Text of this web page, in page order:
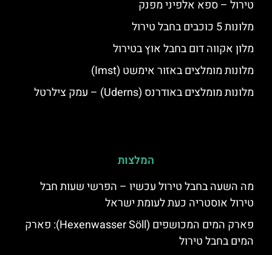
טירול – ספא אלפיני מפנק
מלונות 5 כוכבים בחבל טירול
מלון אקווה דום בחבל אוץ בטירול
מלונות מומלצים באזור אימשט (Imst)
מלונות מומלצים באודרנס (Uderns) – עמק צילרטל
המלצות
מה השעה בחבל טירול עכשיו – הפרשי שעות חבל
טירול אוסטריה כעת לעומת ישראל
פארק המים המכושפים (Hexenwasser Söll): פארק
המים בחבל טירול